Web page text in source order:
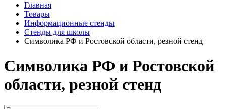
Главная
Товары
Информационные стенды
Стенды для школы
Символика РФ и Ростовской области, резной стенд
Символика РФ и Ростовской
области, резной стенд